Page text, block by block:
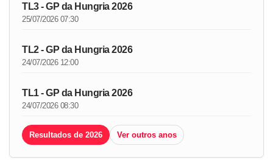
TL3 - GP da Hungria 2026
25/07/2026 07:30
TL2 - GP da Hungria 2026
24/07/2026 12:00
TL1 - GP da Hungria 2026
24/07/2026 08:30
Resultados de 2026 Ver outros anos